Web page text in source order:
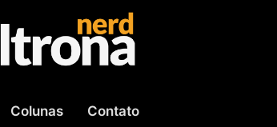
Colunas Contato